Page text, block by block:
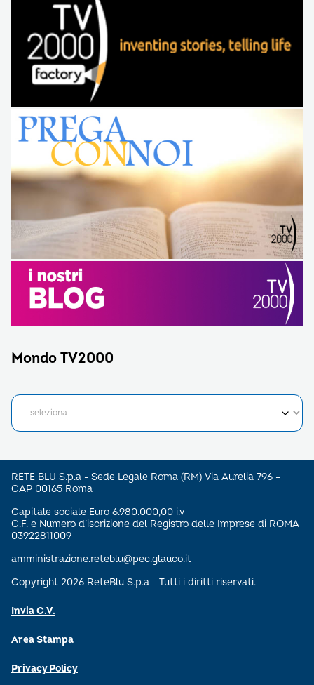
Mondo TV2000
RETE BLU S.p.a - Sede Legale Roma (RM) Via Aurelia 796 –
CAP 00165 Roma
Capitale sociale Euro 6.980.000,00 i.v
C.F. e Numero d’iscrizione del Registro delle Imprese di ROMA
03922811009
amministrazione.reteblu@pec.glauco.it
Copyright 2026 ReteBlu S.p.a - Tutti i diritti riservati.
Invia C.V.
Area Stampa
Privacy Policy